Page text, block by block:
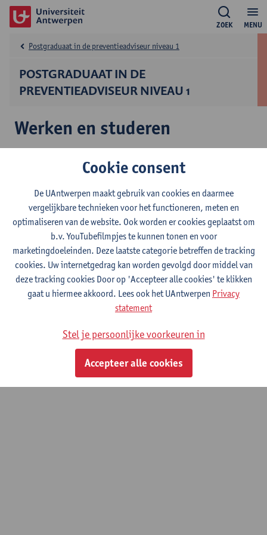
MENU
ZOEK
POSTGRADUAAT IN DE
PREVENTIEADVISEUR NIVEAU 1
Postgraduaat in de preventieadviseur niveau 1
Werken en studeren
Centrum WeST
de weg te vinden doorheen de verschillende universitaire
diensten. Zij organiseren een perma­nentie voor vragen en
organiseren workshops voor werkende studenten
(bibliotheektraining, studievaardigheden, enzovoort).
Na je inschrijving aan de universiteit (nadat je ook je
studieprogramma hebt samengesteld en het studiegeld betaald
werd) kan je jeregistreren als werkstudent . Vervolgens kan je van
de faciliteiten van Centrum WeST gebruik maken.
Privacybeleid CookiebeleidGebruiksvoorwaarden
Cookie consent
De UAntwerpen maakt gebruik van cookies en daarmee
vergelijkbare technieken voor het functioneren, meten en
optimaliseren van de website. Ook worden er cookies geplaatst om
b.v. YouTubefilmpjes te kunnen tonen en voor
marketingdoeleinden. Deze laatste categorie betreffen de tracking
cookies. Uw internetgedrag kan worden gevolgd door middel van
deze tracking cookies Door op 'Accepteer alle cookies' te klikken
gaat u hiermee akkoord. Lees ook het UAntwerpen Privacy
statement
Stel je persoonlijke voorkeuren in
Accepteer alle cookies